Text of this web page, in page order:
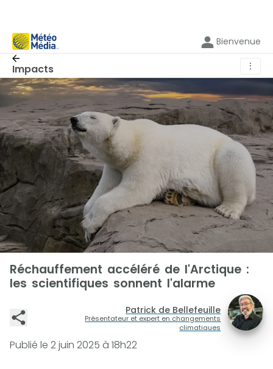
Bienvenue
Impacts ⋮
Réchauffement accéléré de l'Arctique :
les scientifiques sonnent l'alarme
Patrick de Bellefeuille
Présentateur et expert en changements
climatiques
Publié le 2 juin 2025 à 18h22